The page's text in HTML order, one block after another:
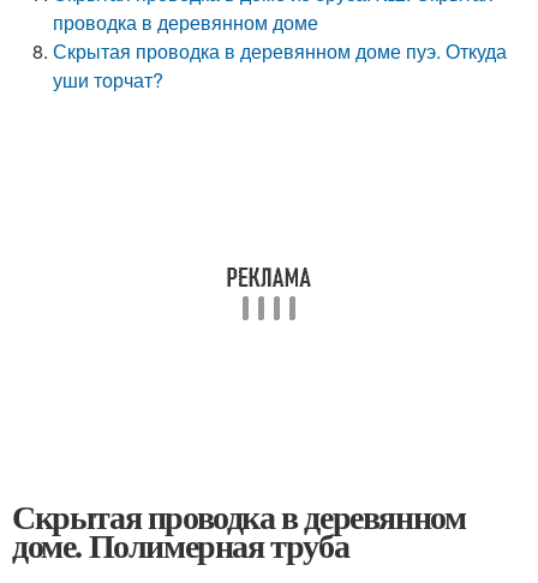
проводка в деревянном доме
Скрытая проводка в деревянном доме пуэ. Откуда
уши торчат?
Скрытая проводка в деревянном
доме. Полимерная труба